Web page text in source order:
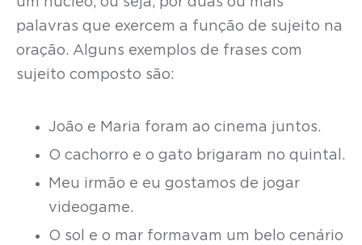
palavras que exercem a função de sujeito na
oração. Alguns exemplos de frases com
sujeito composto são:
João e Maria foram ao cinema juntos.
O cachorro e o gato brigaram no quintal.
Meu irmão e eu gostamos de jogar
videogame.
O sol e o mar formavam um belo cenário